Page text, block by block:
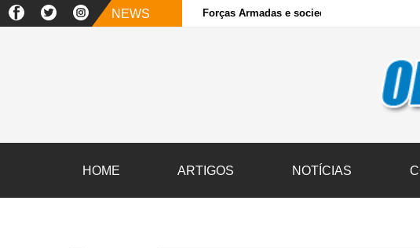
NEWS Forças Armadas e sociedade civil
HOME ARTIGOS NOTÍCIAS